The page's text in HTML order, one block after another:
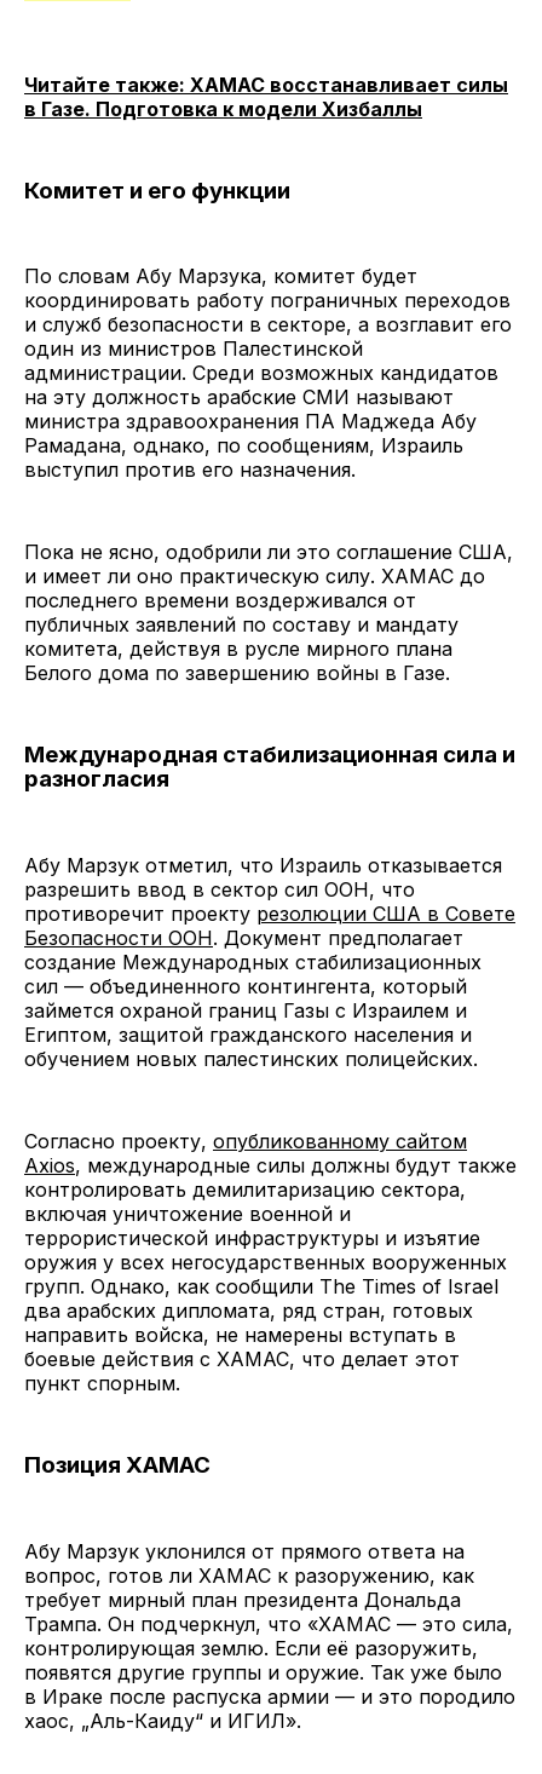
Читайте также: ХАМАС восстанавливает силы
в Газе. Подготовка к модели Хизбаллы
Комитет и его функции
По словам Абу Марзука, комитет будет
координировать работу пограничных переходов
и служб безопасности в секторе, а возглавит его
один из министров Палестинской
администрации. Среди возможных кандидатов
на эту должность арабские СМИ называют
министра здравоохранения ПА Маджеда Абу
Рамадана, однако, по сообщениям, Израиль
выступил против его назначения.
Пока не ясно, одобрили ли это соглашение США,
и имеет ли оно практическую силу. ХАМАС до
последнего времени воздерживался от
публичных заявлений по составу и мандату
комитета, действуя в русле мирного плана
Белого дома по завершению войны в Газе.
Международная стабилизационная сила и
разногласия
Абу Марзук отметил, что Израиль отказывается
разрешить ввод в сектор сил ООН, что
противоречит проекту резолюции США в Совете
Безопасности ООН. Документ предполагает
создание Международных стабилизационных
сил — объединенного контингента, который
займется охраной границ Газы с Израилем и
Египтом, защитой гражданского населения и
обучением новых палестинских полицейских.
Согласно проекту, опубликованному сайтом
Axios, международные силы должны будут также
контролировать демилитаризацию сектора,
включая уничтожение военной и
террористической инфраструктуры и изъятие
оружия у всех негосударственных вооруженных
групп. Однако, как сообщили The Times of Israel
два арабских дипломата, ряд стран, готовых
направить войска, не намерены вступать в
боевые действия с ХАМАС, что делает этот
пункт спорным.
Позиция ХАМАС
Абу Марзук уклонился от прямого ответа на
вопрос, готов ли ХАМАС к разоружению, как
требует мирный план президента Дональда
Трампа. Он подчеркнул, что «ХАМАС — это сила,
контролирующая землю. Если её разоружить,
появятся другие группы и оружие. Так уже было
в Ираке после распуска армии — и это породило
хаос, „Аль-Каиду“ и ИГИЛ».